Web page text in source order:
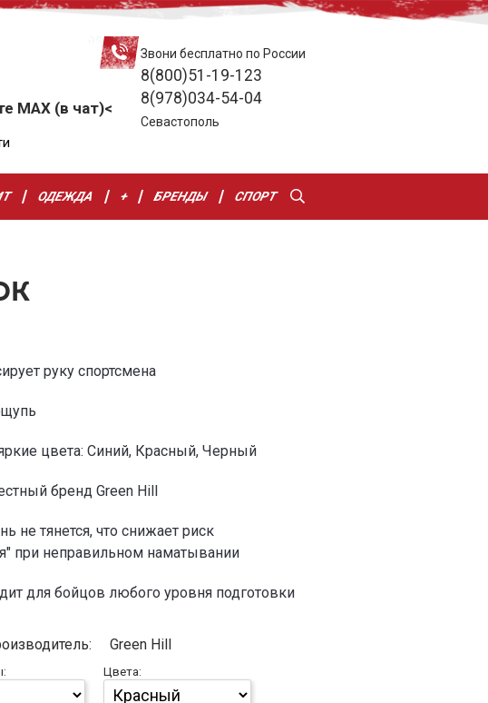
MAX (в чат)<
Звони бесплатно по России
8(800)51-19-123
8(978)034-54-04
Севастополь
ОДЕЖДА + БРЕНДЫ СПОРТ
руку спортсмена
цвета: Синий, Красный, Черный
бренд Green Hill
не тянется, что снижает риск
при неправильном наматывании
для бойцов любого уровня подготовки
Green Hill
Цвета: